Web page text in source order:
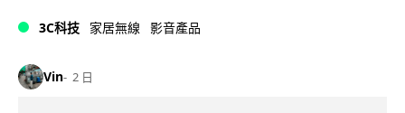
3C科技 家居無線 影音產品
Vin 2 日